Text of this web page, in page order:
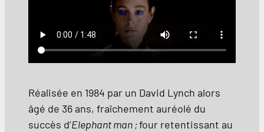
Réalisée en 1984 par un David Lynch alors
âgé de 36 ans, fraîchement auréolé du
succès d’Elephant man ;four retentissant au